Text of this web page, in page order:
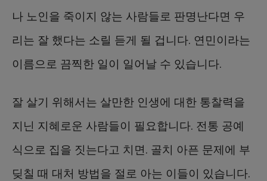
나 노인을 죽이지 않는 사람들로 판명난다면 우
리는 잘 했다는 소릴 듣게 될 겁니다. 연민이라는
이름으로 끔찍한 일이 일어날 수 있습니다.
잘 살기 위해서는 살만한 인생에 대한 통찰력을
지닌 지혜로운 사람들이 필요합니다. 전통 공예
식으로 집을 짓는다고 치면. 골치 아픈 문제에 부
딪칠 때 대처 방법을 절로 아는 이들이 있습니다.